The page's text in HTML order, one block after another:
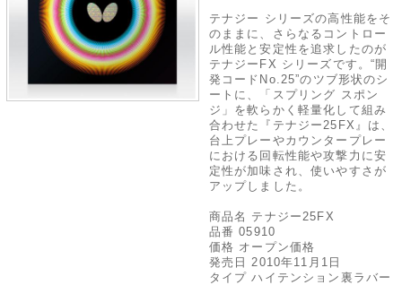
テナジー シリーズの高性能をそ
のままに、さらなるコントロー
ル性能と安定性を追求したのが
テナジーFX シリーズです。“開
発コードNo.25”のツブ形状のシ
ートに、「スプリング スポン
ジ」を軟らかく軽量化して組み
合わせた『テナジー25FX』は、
台上プレーやカウンタープレー
における回転性能や攻撃力に安
定性が加味され、使いやすさが
アップしました。
商品名 テナジー25FX
品番 05910
価格 オープン価格
発売日 2010年11月1日
タイプ ハイテンション裏ラバー